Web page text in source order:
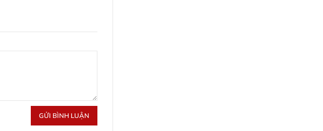
GỬI BÌNH LUẬN